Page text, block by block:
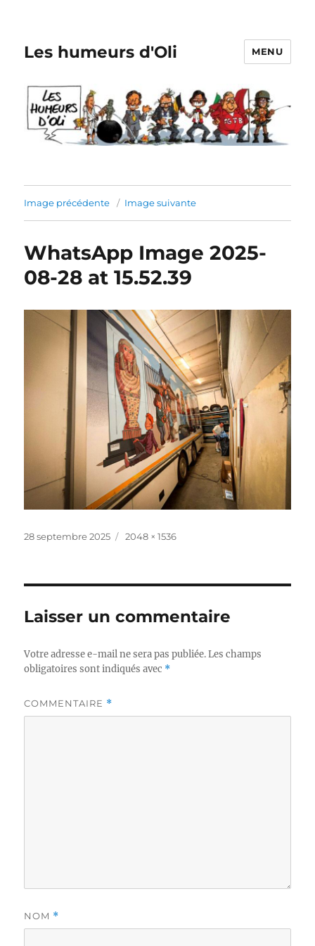
Les humeurs d'Oli MENU
Image précédente Image suivante
WhatsApp Image 2025-
08-28 at 15.52.39
Publié
28 septembre 2025
Taille
2048 × 1536
Laisser un commentaire
Votre adresse e-mail ne sera pas publiée. Les champs
obligatoires sont indiqués avec *
COMMENTAIRE *
NOM *